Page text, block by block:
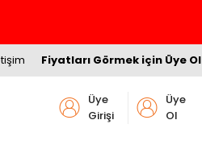
Fiyatları Görmek için Üye Ol
Üye
Girişi
Üye
Ol